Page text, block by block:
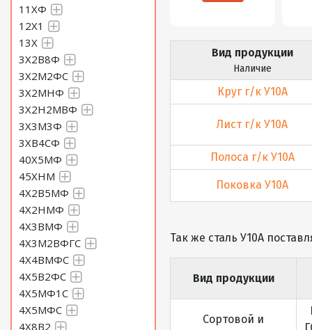
11ХФ
12Х1
13Х
3Х2В8Ф
3Х2М2ФС
3Х2МНФ
3Х2Н2МВФ
3Х3М3Ф
3ХВ4СФ
40Х5МФ
45ХНМ
4Х2В5МФ
4Х2НМФ
4Х3ВМФ
4Х3М2ВФГС
4Х4ВМФС
4Х5В2ФС
4Х5МФ1С
4Х5МФС
4Х8В2
Вид продукции
Наличие
Круг г/к У10А
Лист г/к У10А
Полоса г/к У10А
Поковка У10А
Так же сталь У10А
Вид продукции
Сортовой и